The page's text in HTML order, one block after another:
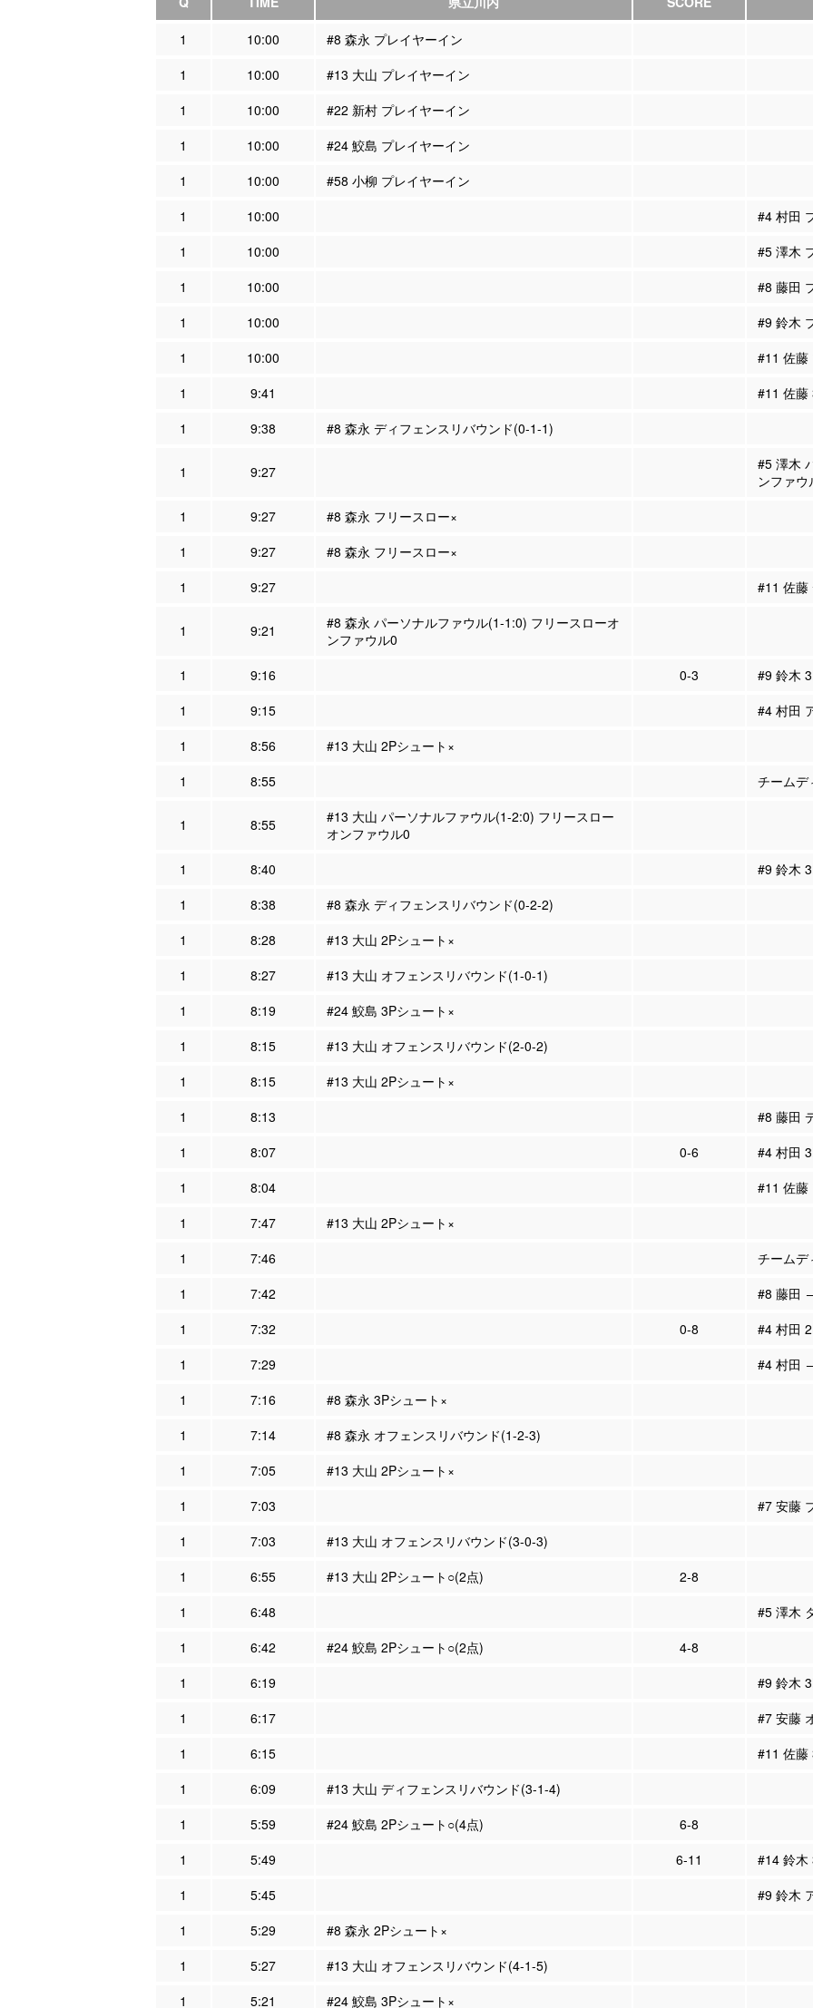
1 10:00
#8 森永 プレイヤーイン
1
10:00
#13 大山 プレイヤーイン
1
10:00
#22 新村 プレイヤーイン
1
10:00
#24 鮫島 プレイヤーイン
1
10:00
#58 小柳 プレイヤーイン
1
10:00
#4 村田
1
10:00
#5 澤木
1
10:00
#8 藤田
1
10:00
#9 鈴木
1
10:00
#11 佐藤
1
9:41
#11 佐藤
1
9:38 #8 森永 ディフェンスリバウンド(0-1-1)
1 9:27
#5 澤木
ンファ
1
9:27
#8 森永 フリースロー×
1
9:27
#8 森永 フリースロー×
1
9:27 #11 佐藤
1 9:21
#8 森永 パーソナルファウル(1-1:0) フリースローオ
ンファウル0
1
9:16 0-3
#9 鈴木
1
9:15
#4 村田
1
8:56
#13 大山 2Pシュート×
1
8:55 チームデ
1 8:55
#13 大山 パーソナルファウル(1-2:0) フリースロー
オンファウル0
1
8:40
#9 鈴木
1
8:38
#8 森永 ディフェンスリバウンド(0-2-2)
1
8:28
#13 大山 2Pシュート×
1
8:27
#13 大山 オフェンスリバウンド(1-0-1)
1
8:19
#24 鮫島 3Pシュート×
1
8:15
#13 大山 オフェンスリバウンド(2-0-2)
1
8:15
#13 大山 2Pシュート×
1
8:13
#8 藤田
1
8:07 0-6
#4 村田
1
8:04
#11 佐藤
1
7:47
#13 大山 2Pシュート×
1
7:46
チームデ
1
7:42
#8 藤田
1
7:32 0-8
#4 村田
1
7:29
#4 村田
1
7:16
#8 森永 3Pシュート×
1
7:14
#8 森永 オフェンスリバウンド(1-2-3)
1
7:05
#13 大山 2Pシュート×
1
7:03
#7 安藤
1
7:03
#13 大山 オフェンスリバウンド(3-0-3)
1
6:55 #13 大山 2Pシュート○(2点)
2-8
1
6:48
#5 澤木
1
6:42 #24 鮫島 2Pシュート○(2点)
4-8
1
6:19
#9 鈴木
1
6:17
#7 安藤
1
6:15
#11 佐藤
1
6:09
#13 大山 ディフェンスリバウンド(3-1-4)
1
5:59 #24 鮫島 2Pシュート○(4点)
6-8
1
5:49 6-11
#14 鈴木
1
5:45
#9 鈴木
1
5:29
#8 森永 2Pシュート×
1
5:27
#13 大山 オフェンスリバウンド(4-1-5)
1
5:21 #24 鮫島 3Pシュート×